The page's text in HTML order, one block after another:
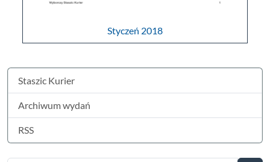
Styczeń 2018
Staszic Kurier
Archiwum wydań
RSS